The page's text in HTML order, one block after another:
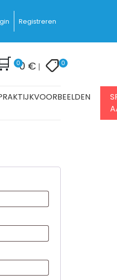
Registreren
00 € | 0